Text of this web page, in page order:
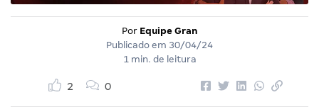
Por Equipe Gran
Publicado em 30/04/24
1 min. de leitura
2 0